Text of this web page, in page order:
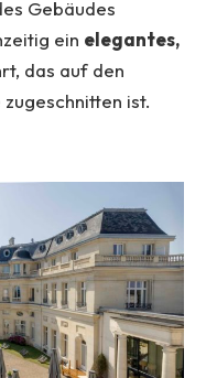
Gebäudes
ein elegantes,
das auf den
zugeschnitten ist.